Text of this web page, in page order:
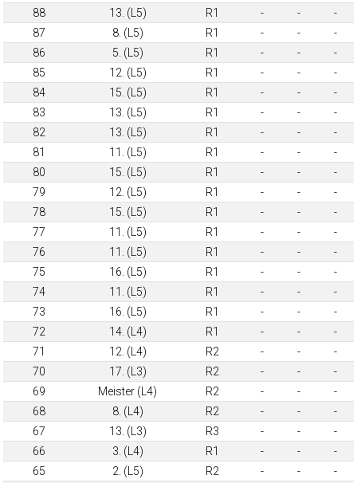
88
13. (L5) R1 - -
-
87
8. (L5) R1 - -
-
86
5. (L5) R1 - -
-
85
12. (L5) R1 - -
-
84
15. (L5) R1 - -
-
83
13. (L5) R1 - -
-
82
13. (L5) R1 - -
-
81
11. (L5) R1 - -
-
80
15. (L5) R1 - -
-
79
12. (L5) R1 - -
-
78
15. (L5) R1 - -
-
77
11. (L5) R1 - -
-
76
11. (L5) R1 - -
-
75
16. (L5) R1 - -
-
74
11. (L5) R1 - -
-
73
16. (L5) R1 - -
-
72
14. (L4) R1 - -
-
71
12. (L4) R2 - -
-
70
17. (L3) R2 - -
-
69
Meister (L4) R2 - -
-
68
8. (L4) R2 - -
-
67
13. (L3) R3 - -
-
66
3. (L4) R1 - -
-
65
2. (L5) R2 - -
-